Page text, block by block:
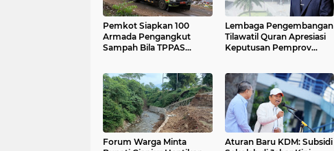
Pemkot Siapkan 100
Armada Pengangkut
Sampah Bila TPPAS
Lembaga Pengembangan
Tilawatil Quran Apresiasi
Keputusan Pemprov
Forum Warga Minta
Aturan Baru KDM: Subsidi